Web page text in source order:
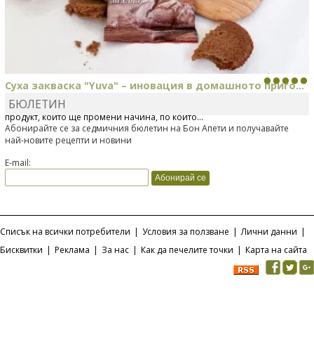
Суха закваска "Yuva" – иновация в домашното приго...
Отскоро Лесафр България стартира предлагането на изцяло нов
продукт, който ще промени начина, по който...
БЮЛЕТИН
Абонирайте се за седмичния бюлетин на Бон Апети и получавайте
най-новите рецепти и новини
E-mail:
Списък на всички потребители | Условия за ползване | Лични данни |
Бисквитки | Реклама | За нас | Как да печелите точки | Карта на сайта